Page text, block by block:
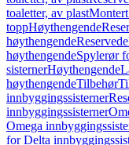
toaletter, av plast
toppHøythengende
høythengende
høythengendeSpylerør
sisternerHøythengende
høythengendeTilbehør
innbyggingssisterner
innbyggingssisterner
Omega
for Delta